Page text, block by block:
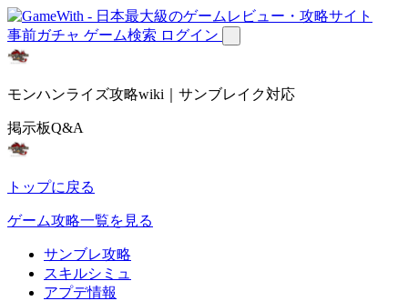
事前ガチャ ゲーム検索 ログイン
モンハンライズ攻略wiki｜サンブレイク対応
掲示板Q&A
トップに戻る
ゲーム攻略一覧を見る
サンブレ攻略
スキルシミュ
アプデ情報